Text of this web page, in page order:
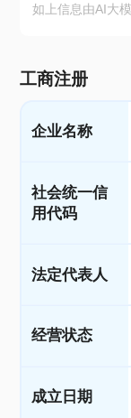
如上信息由AI大
工商注册
企业名称
社会统一信
用代码
法定代表人
经营状态
成立日期